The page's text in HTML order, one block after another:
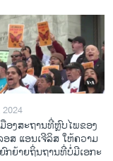
ອງ​ສະ​ຖານ​ທີ່ຫຼົບ​ໄພ​ຂອງ​
ສ ແອນ​ເຈີ​ລິ​ສ ໃຫ້​ຄວາມ​
ກ​ຍ້າຍ​ຖິ່ນ​ຖານ​ທີ່ບໍ່​ມີ​ເອ​ກະ​